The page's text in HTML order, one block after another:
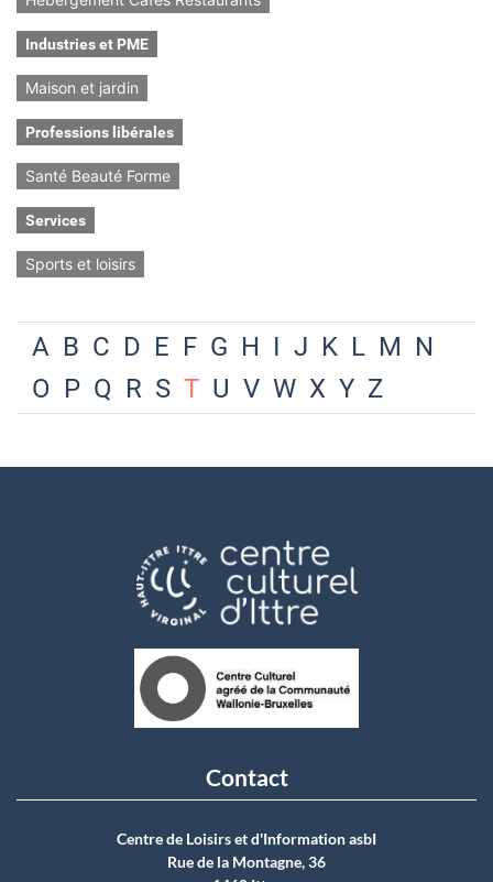
Industries et PME
Maison et jardin
Professions libérales
Santé Beauté Forme
Services
Sports et loisirs
A B C D E F G H I J K L M N
O P Q R S T U V W X Y Z
Contact
Centre de Loisirs et d'Information asbI
Rue de la Montagne, 36